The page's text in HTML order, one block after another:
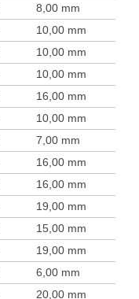
8,00 mm
10,00 mm
10,00 mm
10,00 mm
16,00 mm
10,00 mm
7,00 mm
16,00 mm
16,00 mm
19,00 mm
15,00 mm
19,00 mm
6,00 mm
20,00 mm